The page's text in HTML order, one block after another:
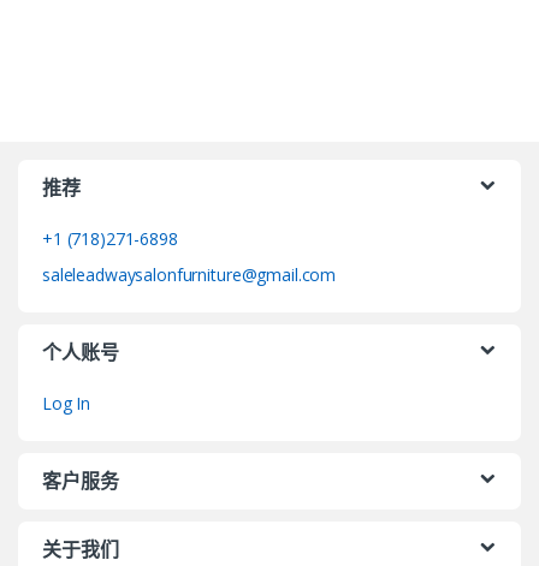
推荐
+1 (718)271-6898
saleleadwaysalonfurniture@gmail.com
个人账号
Log In
客户服务
关于我们